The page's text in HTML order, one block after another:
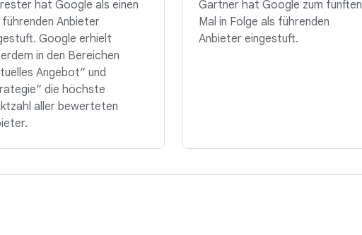
hat Google als einen
Anbieter
Google erhielt
in den Bereichen
Angebot“ und
die höchste
aller bewerteten
Gartner hat Google zum fünften
Mal in Folge als führenden
Anbieter eingestuft.